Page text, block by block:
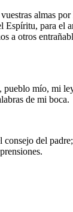
almas por
Espíritu, para el
a otros
pueblo mío, mi
de mi boca.
del